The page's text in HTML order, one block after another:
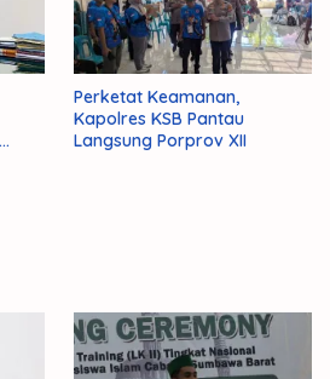
Perketat Keamanan,
Kapolres KSB Pantau
Langsung Porprov XII